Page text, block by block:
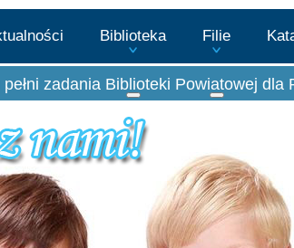
Biblioteka
Więcej o: Biblioteka
Filie
Więcej o: Filie
zadania Biblioteki Powiatowej dla